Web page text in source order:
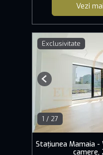
Vezi
Exclusivitate
1 / 27
Previous
Stațiunea Mamaia
camere,